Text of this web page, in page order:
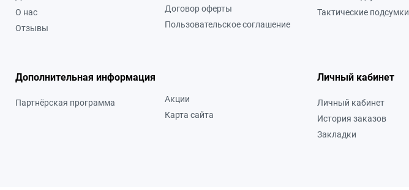
О нас
Отзывы
Договор оферты
Пользовательское соглашение
Тактические подсумки
Дополнительная информация
Партнёрская программа
Акции
Карта сайта
Личный кабинет
Личный кабинет
История заказов
Закладки